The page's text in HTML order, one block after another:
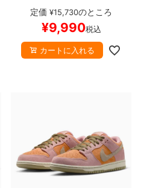
E/BLACK
トボード スケボー 【キャンセ
ル/返品/交換不可商品】
定価 ¥15,730のところ
¥9,990税込
カートに入れる